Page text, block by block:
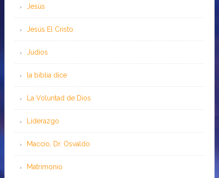
Jesús
Jesús El Cristo
Judíos
la biblia dice
La Voluntad de Dios
Liderazgo
Maccio, Dr. Osvaldo
Matrimonio